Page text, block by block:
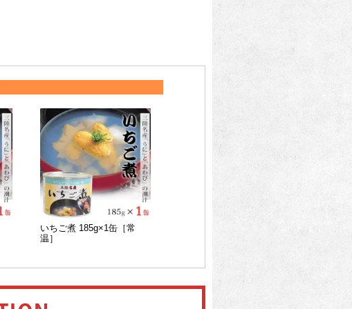
いちご煮 185g×1缶［常
温］